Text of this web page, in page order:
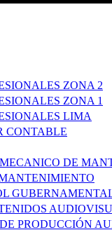
ZONA 2
ZONA 1
LIMA
CONTABLE
DE
PRODUCCIÓN